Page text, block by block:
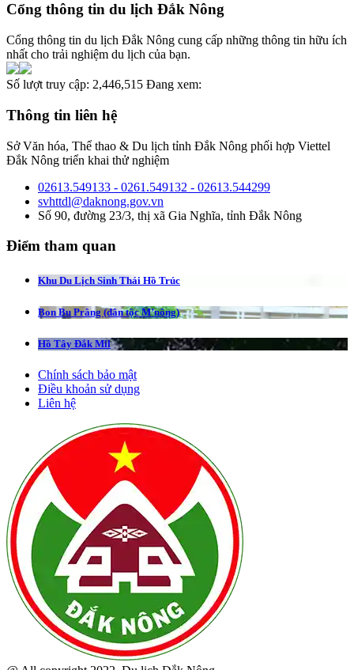
Cổng thông tin du lịch Đắk Nông
Cổng thông tin du lịch Đắk Nông cung cấp những thông tin hữu ích
nhất cho trải nghiệm du lịch của bạn.
Số lượt truy cập: 2,446,515 Đang xem:
Thông tin liên hệ
Sở Văn hóa, Thể thao & Du lịch tỉnh Đắk Nông phối hợp Viettel
Đắk Nông triển khai thử nghiệm
02613.549133 - 0261.549132 - 02613.544299
svhttdl@daknong.gov.vn
Số 90, đường 23/3, thị xã Gia Nghĩa, tỉnh Đắk Nông
Điểm tham quan
Khu Du Lịch Sinh Thái Hồ Trúc
Bon Bu Prâng (dân tộc M’nông)
Hồ Tây Đắk Mil
Chính sách bảo mật
Điều khoản sử dụng
Liên hệ